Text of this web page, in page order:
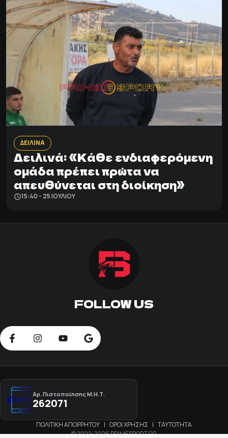
ΔΕΙΛΙΝΑ
Δειλινά: «Κάθε ενδιαφερόμενη
ομάδα πρέπει πρώτα να
απευθύνεται στη διοίκηση»
15:40 - 25 ΙΟΥΛΊΟΥ
FOLLOW US
Αρ. Πιστοποίησης Μ.Η.Τ.
262071
ΠΟΛΙΤΙΚΗ ΑΠΟΡΡΗΤΟΥ | ΟΡΟΙ ΧΡΗΣΗΣ | ΤΑΥΤΟΤΗΤΑ
© 2022-2026 PRIMESPORT.GR